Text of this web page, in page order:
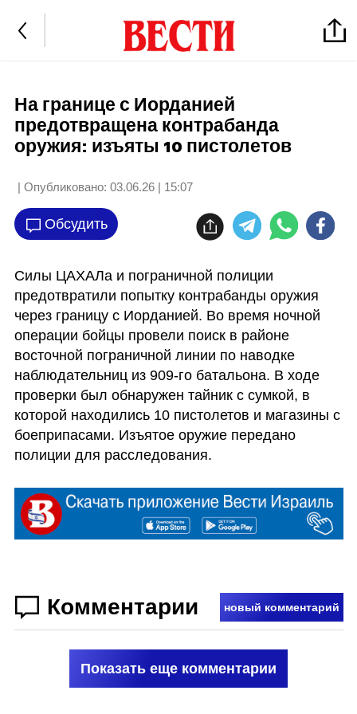
На границе с Иорданией
предотвращена контрабанда
оружия: изъяты 10 пистолетов
| Опубликовано: 03.06.26 | 15:07
Обсудить
Силы ЦАХАЛа и пограничной полиции
предотвратили попытку контрабанды оружия
через границу с Иорданией. Во время ночной
операции бойцы провели поиск в районе
восточной пограничной линии по наводке
наблюдательниц из 909-го батальона. В ходе
проверки был обнаружен тайник с сумкой, в
которой находились 10 пистолетов и магазины с
боеприпасами. Изъятое оружие передано
полиции для расследования.
Комментарии новый комментарий
Показать еще комментарии